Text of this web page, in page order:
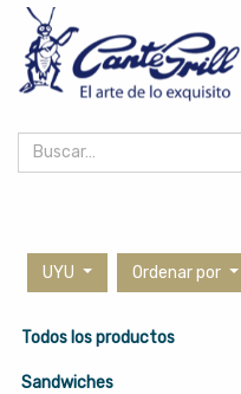
UYU Ordenar por
Todos los productos
Sandwiches